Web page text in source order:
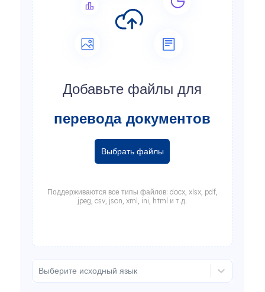
Добавьте файлы для
перевода документов
Выбрать файлы
Поддерживаются все типы файлов: docx, xlsx, pdf,
jpeg, csv, json, xml, ini, html и т.д.
Выберите исходный язык